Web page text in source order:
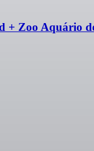
+ Zoo Aquário